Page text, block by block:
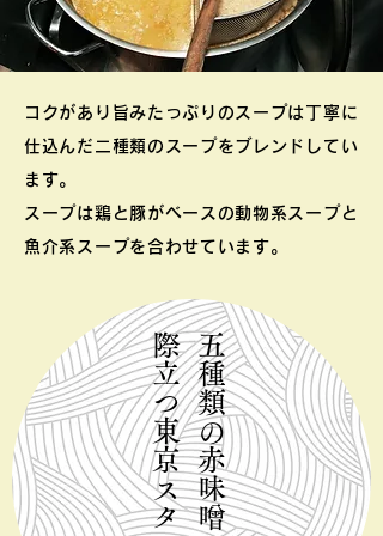
コクがあり旨みたっぷりのスープは丁寧に
仕込んだ二種類のスープをブレンドしてい
ます。
スープは鶏と豚がベースの動物系スープと
魚介系スープを合わせています。
五種類の赤味噌が
際立つ東京スタイル